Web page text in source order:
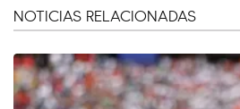
NOTICIAS RELACIONADAS